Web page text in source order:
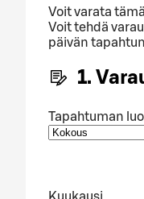
Voit varata
Voit tehdä
päivän
1.
Tapahtuman
Kuukausi